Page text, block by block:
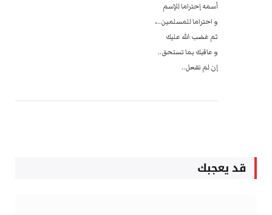
أسمه إحتراما للإسم
و احتراما للمسلمين..،
ثم غضب الله عليك
و عاقبك بما تستحق..
إن لم تفعل..
قد يعجبك